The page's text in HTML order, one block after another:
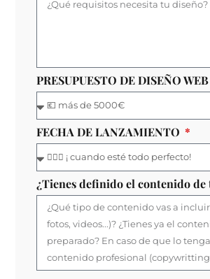
PRESUPUESTO DE DISEÑO WEB
FECHA DE LANZAMIENTO
¿Tienes definido el contenido de